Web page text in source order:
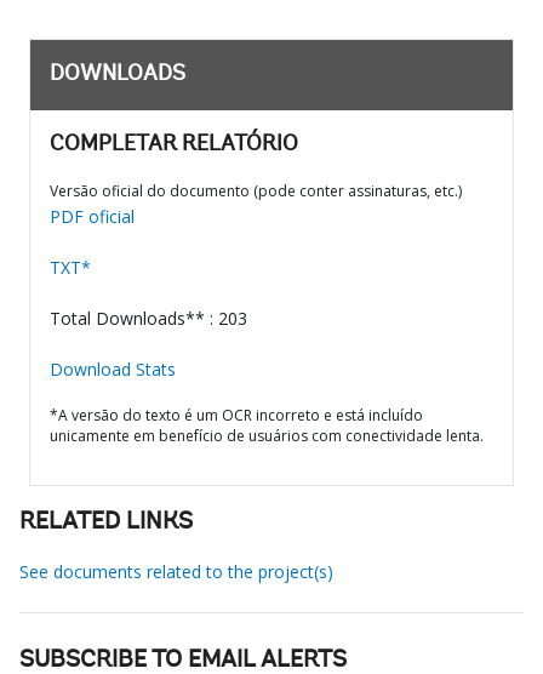
DOWNLOADS
COMPLETAR RELATÓRIO
Versão oficial do documento (pode conter assinaturas, etc.)
PDF oficial
TXT*
Total Downloads** : 203
Download Stats
*A versão do texto é um OCR incorreto e está incluído
unicamente em benefício de usuários com conectividade lenta.
RELATED LINKS
See documents related to the project(s)
SUBSCRIBE TO EMAIL ALERTS